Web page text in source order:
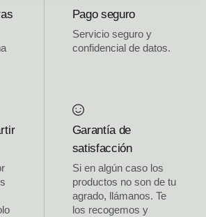
Pago seguro
Servicio seguro y
confidencial de datos.
Garantía de
satisfacción
Si en algún caso los
productos no son de tu
agrado, llámanos. Te
los recogemos y